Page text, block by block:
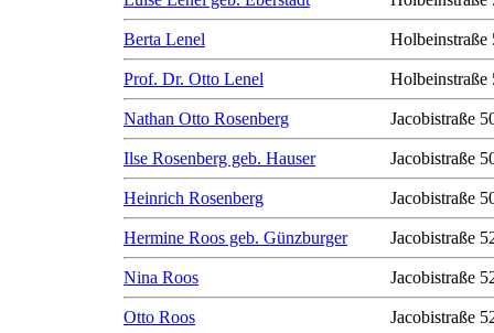
Berta Lenel Holbeinstraße
Prof. Dr. Otto Lenel Holbeinstraße
Nathan Otto Rosenberg Jacobistraße
Ilse Rosenberg geb. Hauser Jacobistraße
Heinrich Rosenberg Jacobistraße
Hermine Roos geb. Günzburger Jacobistraße
Nina Roos Jacobistraße
Otto Roos Jacobistraße